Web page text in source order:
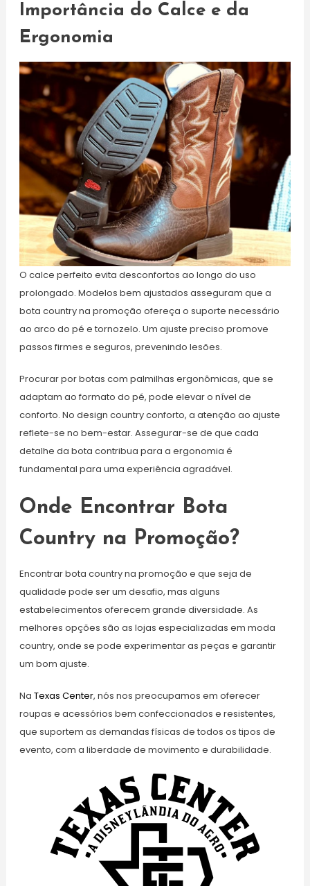
Importância do Calce e da
Ergonomia
O calce perfeito evita desconfortos ao longo do uso
prolongado. Modelos bem ajustados asseguram que a
bota country na promoção ofereça o suporte necessário
ao arco do pé e tornozelo. Um ajuste preciso promove
passos firmes e seguros, prevenindo lesões.
Procurar por botas com palmilhas ergonômicas, que se
adaptam ao formato do pé, pode elevar o nível de
conforto. No design country conforto, a atenção ao ajuste
reflete-se no bem-estar. Assegurar-se de que cada
detalhe da bota contribua para a ergonomia é
fundamental para uma experiência agradável.
Onde Encontrar Bota
Country na Promoção?
Encontrar bota country na promoção e que seja de
qualidade pode ser um desafio, mas alguns
estabelecimentos oferecem grande diversidade. As
melhores opções são as lojas especializadas em moda
country, onde se pode experimentar as peças e garantir
um bom ajuste.
Na Texas Center, nós nos preocupamos em oferecer
roupas e acessórios bem confeccionados e resistentes,
que suportem as demandas físicas de todos os tipos de
evento, com a liberdade de movimento e durabilidade.